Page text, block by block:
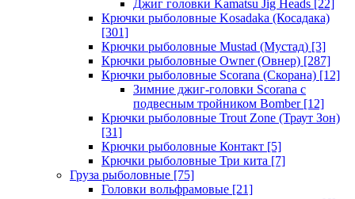
Джиг головки Kamatsu Jig Heads [22]
Крючки рыболовные Kosadaka (Косадака)
[301]
Крючки рыболовные Mustad (Мустад) [3]
Крючки рыболовные Owner (Овнер) [287]
Крючки рыболовные Scorana (Скорана) [12]
Зимние джиг-головки Scorana с
подвесным тройником Bomber[12]
Крючки рыболовные Trout Zone (Траут Зон)
[31]
Крючки рыболовные Контакт [5]
Крючки рыболовные Три кита [7]
Груза рыболовные [75]
Головки вольфрамовые [21]